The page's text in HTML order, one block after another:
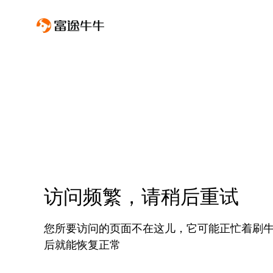
访问频繁，请稍后重试
您所要访问的页面不在这儿，它可能正忙着刷
后就能恢复正常